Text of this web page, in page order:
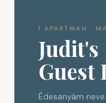
1 APARTMAN ·
Judit's
Guest
Édesanyám